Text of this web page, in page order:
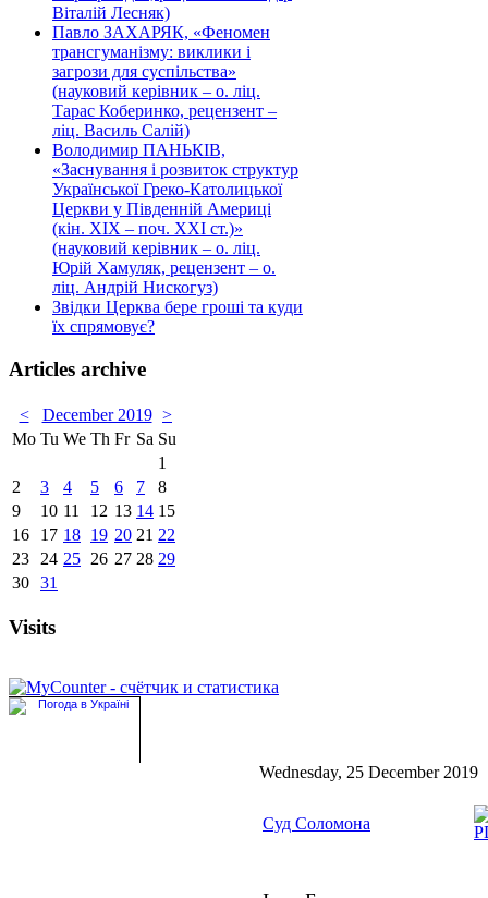
Віталій Лесняк)
Павло ЗАХАРЯК, «Феномен
трансгуманізму: виклики і
загрози для суспільства»
(науковий керівник – о. ліц.
Тарас Коберинко, рецензент –
ліц. Василь Салій)
Володимир ПАНЬКІВ,
«Заснування і розвиток структур
Української Греко-Католицької
Церкви у Південній Америці
(кін. ХІХ – поч. ХХІ ст.)»
(науковий керівник – о. ліц.
Юрій Хамуляк, рецензент – о.
ліц. Андрій Нискогуз)
Звідки Церква бере гроші та куди
їх спрямовує?
Articles archive
< December 2019 >
Mo Tu We Th Fr Sa Su
1
2
3 4 5 6 7
8
9
10 11 12 13 14 15
16
17 18 19 20 21 22
23
24 25 26 27 28 29
30 31
Visits
Wednesday, 25 December 2019
Суд Соломона